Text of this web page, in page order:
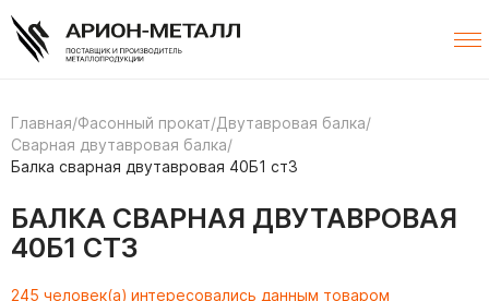
Главная/Фасонный прокат/Двутавровая балка/
Сварная двутавровая балка/
Балка сварная двутавровая 40Б1 ст3
БАЛКА СВАРНАЯ ДВУТАВРОВАЯ
40Б1 СТ3
245 человек(а) интересовались данным товаром